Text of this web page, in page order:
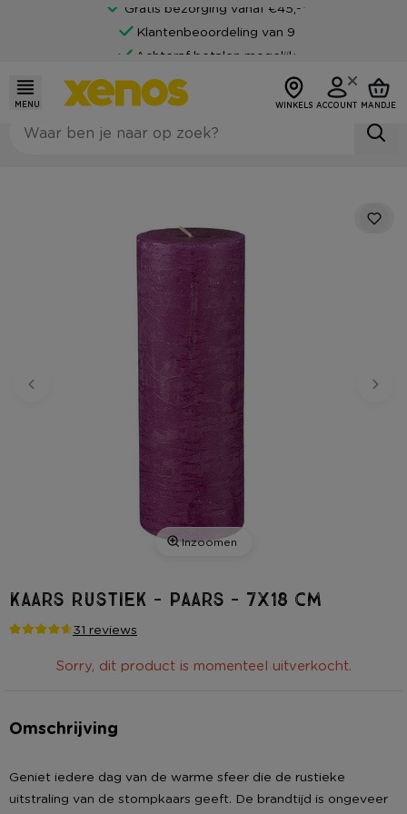
Gratis bezorging vanaf €45,-*
Klantenbeoordeling van 9
Achteraf betalen mogelijk
MENU WINKELS ACCOUNT MANDJE
Inzoomen
Kaars rustiek - paars - 7x18 cm
31 reviews
Sorry, dit product is momenteel uitverkocht.
Omschrijving
Geniet iedere dag van de warme sfeer die de rustieke
uitstraling van de stompkaars geeft. De brandtijd is ongeveer